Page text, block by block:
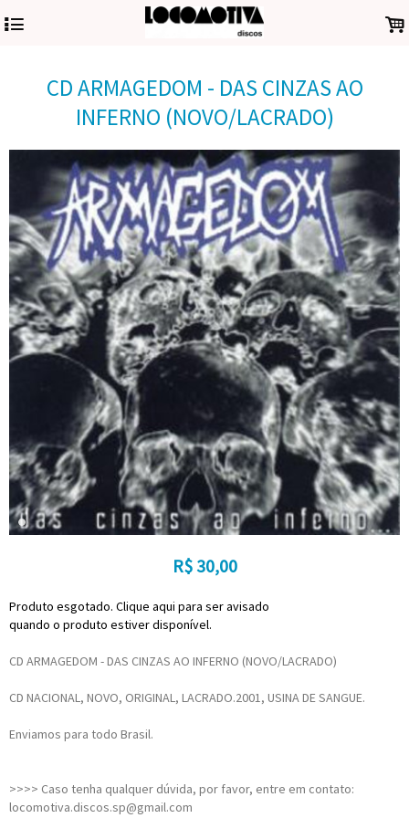
4 .
CD ARMAGEDOM - DAS CINZAS AO
INFERNO (NOVO/LACRADO)
R$ 30,00
Produto esgotado. Clique aqui para ser avisado
quando o produto estiver disponível.
CD ARMAGEDOM - DAS CINZAS AO INFERNO (NOVO/LACRADO)
CD NACIONAL, NOVO, ORIGINAL, LACRADO.2001, USINA DE SANGUE.
Enviamos para todo Brasil.
>>>> Caso tenha qualquer dúvida, por favor, entre em contato:
locomotiva.discos.sp@gmail.com